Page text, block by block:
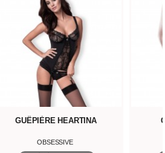
GUÊPIÈRE HEARTINA
OBSESSIVE